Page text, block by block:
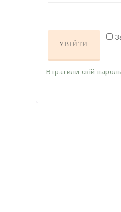
УВІЙТИ
Втратили свій